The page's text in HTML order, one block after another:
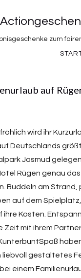
zum
auf
wird ihr
Deutschlands
Jasmud
Rügen genau
Buddeln am Strand,
auf dem
ihre Kosten.
Zeit mit ihrem
liebvoll gestaltetes
einem